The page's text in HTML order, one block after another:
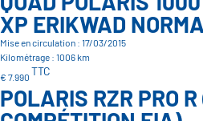
XP ERIKWAD
Mise en circulation : 17/03/2015
Kilométrage : 1006 km
€ 7.990 TTC
POLARIS RZR PRO